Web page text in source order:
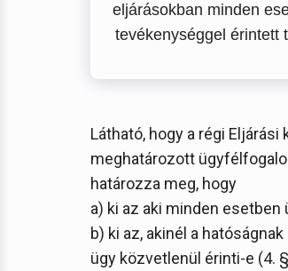
eljárásokban minden
tevékenységgel érintett
Látható, hogy a régi
meghatározott
határozza meg, hogy
a) ki az aki minden
b) ki az, akinél a
ügy közvetlenül érinti-e (4.